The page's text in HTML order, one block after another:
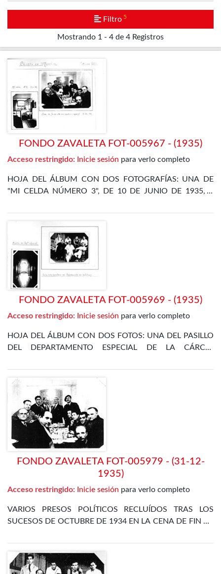
Mostrando 1 - 4 de 4 Registros
Filtro 5
FONDO ZAVALETA FOT-005967 - (1935)
Acceso restringido: Inicie sesión para verlo completo
HOJA DEL ÁLBUM CON DOS FOTOGRAFÍAS: UNA DE
"MI CELDA NÚMERO 3", DE 10 DE JUNIO DE 1935, Y
DEPARTAMENTO ESPECIAL, DE 31 DE DICIEMBRE DE
FONDO ZAVALETA FOT-005969 - (1935)
Acceso restringido: Inicie sesión para verlo completo
HOJA DEL ÁLBUM CON DOS FOTOS: UNA DEL PASILLO
DEL DEPARTAMENTO ESPECIAL DE LA CÁRCEL
LA SALA- DORMITORIO DEL DEPARTAMENTO DE
POLÍTICOS DEL 5 DE JULIO DE 1935
FONDO ZAVALETA FOT-005979 - (31-12-
1935)
Acceso restringido: Inicie sesión para verlo completo
VARIOS PRESOS POLÍTICOS RECLUÍDOS TRAS LOS
SUCESOS DE OCTUBRE DE 1934 EN LA CENA DE FIN DE
DE MADRID